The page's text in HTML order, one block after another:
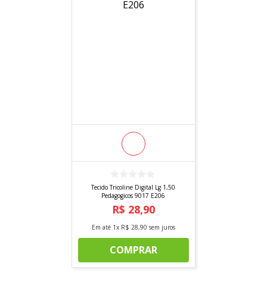
Tecido Tricoline Digital Lg 1,50
Pedagogicos 9017 E206
R$ 28,90
Em até 1x R$ 28,90 sem juros
COMPRAR